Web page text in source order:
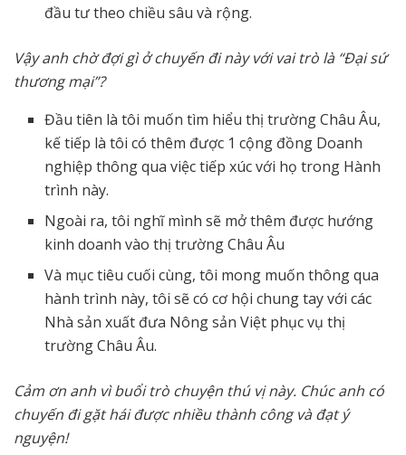
đầu tư theo chiều sâu và rộng.
Vậy anh chờ đợi gì ở chuyến đi này với vai trò là “Đại sứ
thương mại”?
Đầu tiên là tôi muốn tìm hiểu thị trường Châu Âu,
kế tiếp là tôi có thêm được 1 cộng đồng Doanh
nghiệp thông qua việc tiếp xúc với họ trong Hành
trình này.
Ngoài ra, tôi nghĩ mình sẽ mở thêm được hướng
kinh doanh vào thị trường Châu Âu
Và mục tiêu cuối cùng, tôi mong muốn thông qua
hành trình này, tôi sẽ có cơ hội chung tay với các
Nhà sản xuất đưa Nông sản Việt phục vụ thị
trường Châu Âu.
Cảm ơn anh vì buổi trò chuyện thú vị này. Chúc anh có
chuyến đi gặt hái được nhiều thành công và đạt ý
nguyện!